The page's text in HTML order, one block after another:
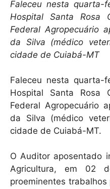
at
s
A
p
p
c
e
b
o
o
k
ai
l
Faleceu nesta quarta-
Hospital Santa Rosa
Federal Agropecuário
da Silva (médico
cidade de Cuiabá-MT
Faleceu nesta quarta-
Hospital Santa Rosa
Federal Agropecuário
da Silva (médico
cidade de Cuiabá-MT.
O Auditor aposentado
Agricultura, em 02
proeminentes